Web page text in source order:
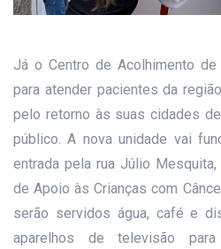
Já o Centro de Acolhimento
para atender pacientes da
pelo retorno às suas cidades
público. A nova unidade vai
entrada pela rua Júlio Mesquita,
de Apoio às Crianças com
serão servidos água, café e
aparelhos de televisão